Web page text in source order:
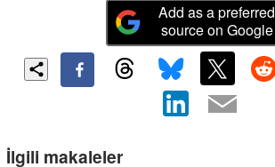
Add as a preferred
source on Google
İlgili makaleler